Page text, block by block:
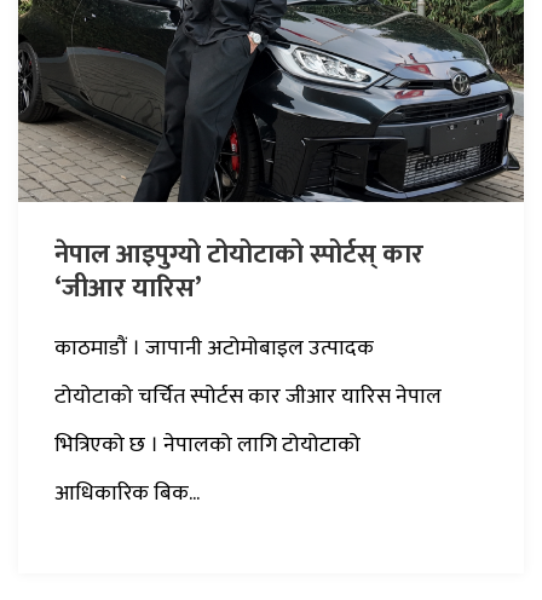
नेपाल आइपुग्यो टोयोटाको स्पोर्टस् कार
‘जीआर यारिस’
काठमाडौं । जापानी अटोमोबाइल उत्पादक
टोयोटाको चर्चित स्पोर्टस कार जीआर यारिस नेपाल
भित्रिएको छ । नेपालको लागि टोयोटाको
आधिकारिक बिक...